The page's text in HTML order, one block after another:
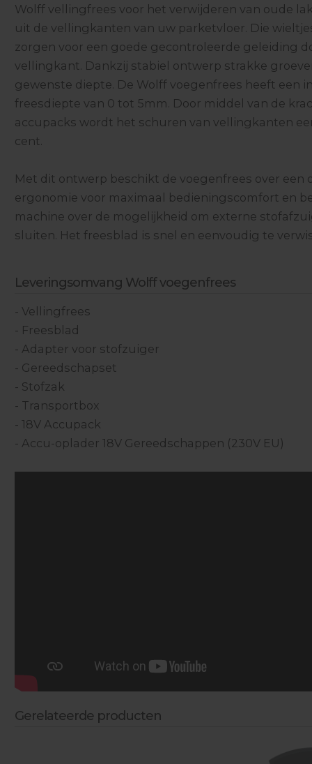
Wolff vellingfrees voor het verwijderen van oude
uit de vellingkanten van uw parketvloer. Die
zorgen voor een goede gecontroleerde geleiding
vellingkant. Dankzij stabiel ontwerp strakke
gewenste diepte. De Wolff voegenfrees heeft een
freesdiepte van 0 tot 5mm. Door middel van de
accupacks wordt het schuren van vellingkanten
cent.
Met dit ontwerp beschikt de voegenfrees over een
ergonomie voor maximaal bedieningscomfort en
machine over de mogelijkheid om externe
sluiten. Het freesblad is snel en eenvoudig te
Leveringsomvang Wolff voegenfrees
- Vellingfrees
- Freesblad
- Adapter voor stofzuiger
- Gereedschapset
- Stofzak
- Transportbox
- 18V Accupack
- Accu-oplader 18V Gereedschappen (230V EU)
Gerelateerde producten